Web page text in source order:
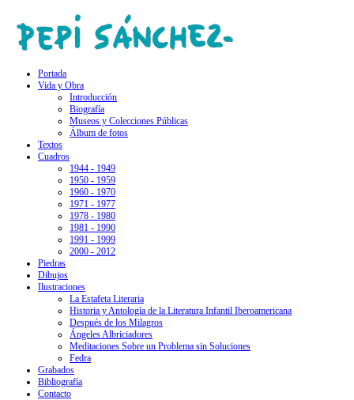
Portada
Vida y Obra
Introducción
Biografía
Museos y Colecciones Públicas
Álbum de fotos
Textos
Cuadros
1944 - 1949
1950 - 1959
1960 - 1970
1971 - 1977
1978 - 1980
1981 - 1990
1991 - 1999
2000 - 2012
Piedras
Dibujos
Ilustraciones
La Estafeta Literaria
Historia y Antología de la Literatura Infantil Iberoamericana
Después de los Milagros
Ángeles Albriciadores
Meditaciones Sobre un Problema sin Soluciones
Fedra
Grabados
Bibliografía
Contacto